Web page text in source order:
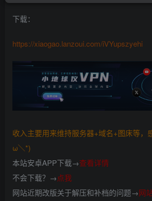
下载：
https://xiaogao.lanzoui.com/iVYupszyehi
收入主要用来维持服务器+域名+图床等
ω＼*)
本站安卓APP下载→查看详情
不会下载？→点我
网站近期改版关于解压和补档的问题→网